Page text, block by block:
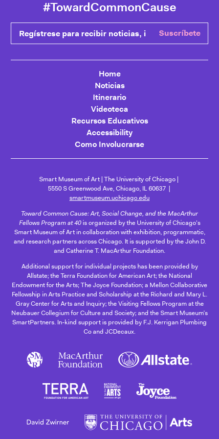
#TowardCommonCause
Regístrese para recibir noticias, ingrese su correo
Suscríbete
Home
Noticias
Itinerario
Videoteca
Recursos Educativos
Accessibility
Como Involucrarse
Smart Museum of Art The University of Chicago
5550 S Greenwood Ave, Chicago, IL 60637
smartmuseum.uchicago.edu
Toward Common Cause: Art, Social Change, and the MacArthur
Fellows Program at 40is organized by the University of Chicago's
Smart Museum of Art in collaboration with exhibition, programmatic,
and research partners across Chicago. It is supported by the John D.
and Catherine T. MacArthur Foundation.
Additional support for individual projects has been provided by
Allstate; the Terra Foundation for American Art; the National
Endowment for the Arts; The Joyce Foundation; a Mellon Collaborative
Fellowship in Arts Practice and Scholarship at the Richard and Mary L.
Gray Center for Arts and Inquiry; the Visiting Fellows Program at the
Neubauer Collegium for Culture and Society; and the Smart Museum’s
SmartPartners. In-kind support is provided by F.J. Kerrigan Plumbing
Co and JCDecaux.